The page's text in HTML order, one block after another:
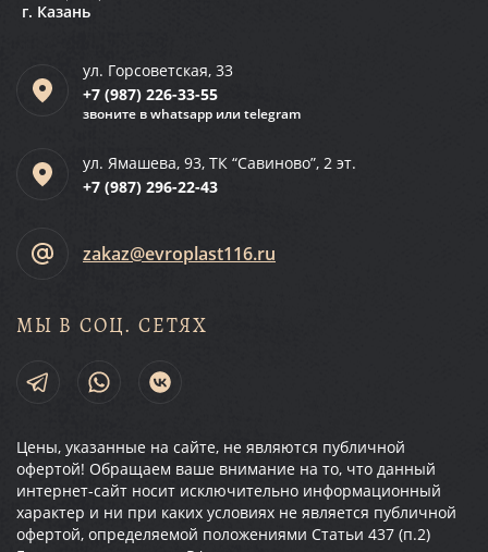
г. Казань
ул. Горсоветская, 33
+7 (987) 226-33-55
звоните в whatsapp или telegram
ул. Ямашева, 93, ТК “Савиново”, 2 эт.
+7 (987) 296-22-43
zakaz@evroplast116.ru
МЫ В СОЦ. СЕТЯХ
Цены, указанные на сайте, не являются публичной
офертой! Обращаем ваше внимание на то, что данный
интернет-сайт носит исключительно информационный
характер и ни при каких условиях не является публичной
офертой, определяемой положениями Статьи 437 (п.2)